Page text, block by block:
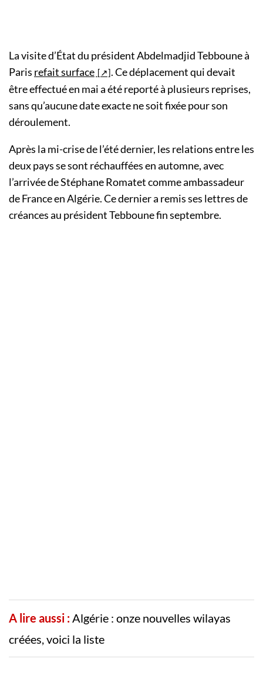
La visite d’État du président Abdelmadjid Tebboune à
Paris refait surface
. Ce déplacement qui devait
être effectué en mai a été reporté à plusieurs reprises,
sans qu’aucune date exacte ne soit fixée pour son
déroulement.
Après la mi-crise de l’été dernier, les relations entre les
deux pays se sont réchauffées en automne, avec
l’arrivée de Stéphane Romatet comme ambassadeur
de France en Algérie. Ce dernier a remis ses lettres de
créances au président Tebboune fin septembre.
A lire aussi : Algérie : onze nouvelles wilayas
créées, voici la liste